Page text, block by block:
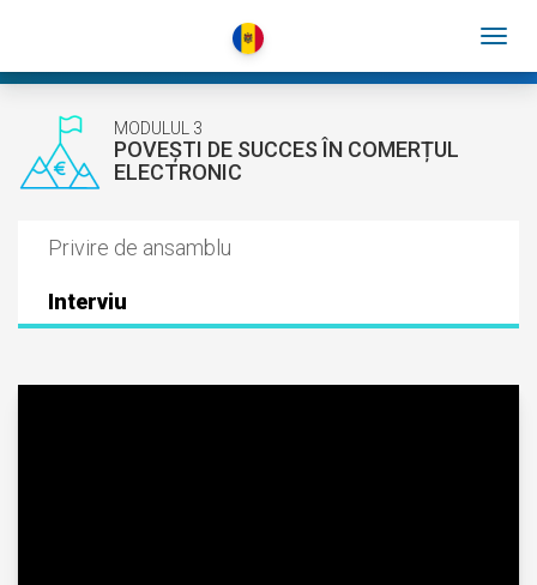
MODULUL 3
POVEȘTI DE SUCCES ÎN COMERȚUL
ELECTRONIC
Privire de ansamblu
Interviu